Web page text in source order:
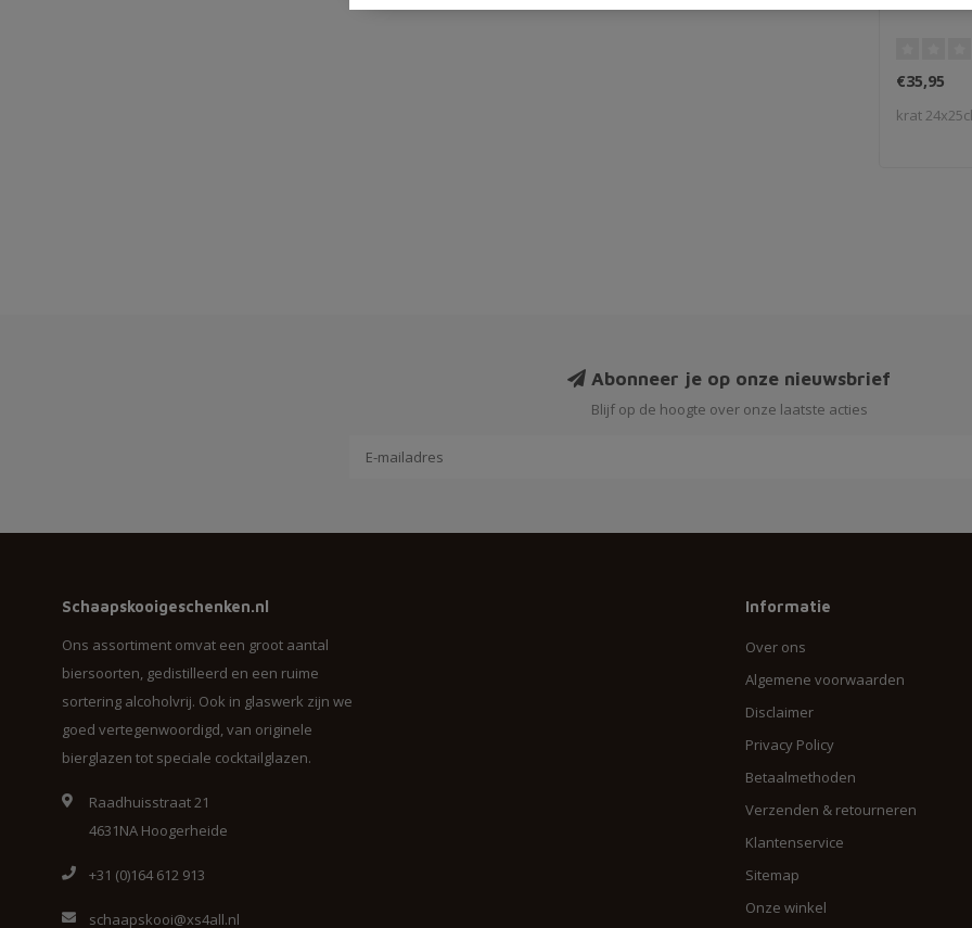
€35,95
krat 24x25cl
Abonneer je op onze nieuwsbrief
Blijf op de hoogte over onze laatste acties
Schaapskooigeschenken.nl
Ons assortiment omvat een groot aantal
biersoorten, gedistilleerd en een ruime
sortering alcoholvrij. Ook in glaswerk zijn we
goed vertegenwoordigd, van originele
bierglazen tot speciale cocktailglazen.
Raadhuisstraat 21
4631NA Hoogerheide
+31 (0)164 612 913
schaapskooi@xs4all.nl
Informatie
Over ons
Algemene voorwaarden
Disclaimer
Privacy Policy
Betaalmethoden
Verzenden & retourneren
Klantenservice
Sitemap
Onze winkel